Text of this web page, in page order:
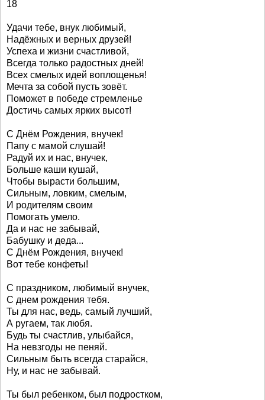
18
Удачи тебе, внук любимый,
Надёжных и верных друзей!
Успеха и жизни счастливой,
Всегда только радостных дней!
Всех смелых идей воплощенья!
Мечта за собой пусть зовёт.
Поможет в победе стремленье
Достичь самых ярких высот!
С Днём Рождения, внучек!
Папу с мамой слушай!
Радуй их и нас, внучек,
Больше каши кушай,
Чтобы вырасти большим,
Сильным, ловким, смелым,
И родителям своим
Помогать умело.
Да и нас не забывай,
Бабушку и деда...
С Днём Рождения, внучек!
Вот тебе конфеты!
С праздником, любимый внучек,
С днем рождения тебя.
Ты для нас, ведь, самый лучший,
А ругаем, так любя.
Будь ты счастлив, улыбайся,
На невзгоды не пеняй.
Сильным быть всегда старайся,
Ну, и нас не забывай.
Ты был ребенком, был подростком,